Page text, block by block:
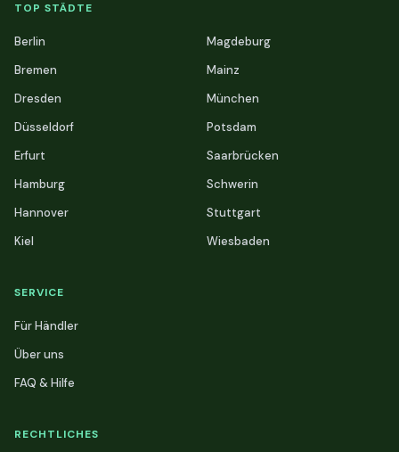
TOP STÄDTE
Berlin
Bremen
Dresden
Düsseldorf
Erfurt
Hamburg
Hannover
Kiel
Magdeburg
Mainz
München
Potsdam
Saarbrücken
Schwerin
Stuttgart
Wiesbaden
SERVICE
Für Händler
Über uns
FAQ & Hilfe
RECHTLICHES